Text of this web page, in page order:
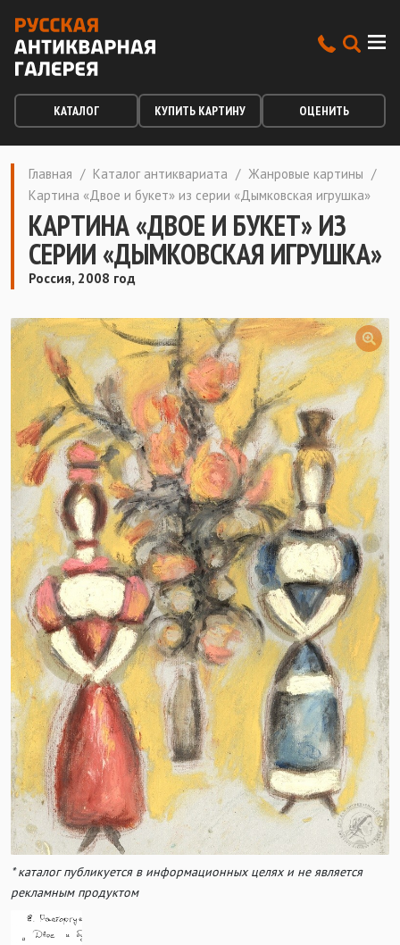
КАТАЛОГ КУПИТЬ КАРТИНУ ОЦЕНИТЬ
Главная / Каталог антиквариата / Жанровые картины /
Картина «Двое и букет» из серии «Дымковская игрушка»
КАРТИНА «ДВОЕ И БУКЕТ» ИЗ
СЕРИИ «ДЫМКОВСКАЯ ИГРУШКА»
Россия, 2008 год
* каталог публикуется в информационных целях и не является
рекламным продуктом